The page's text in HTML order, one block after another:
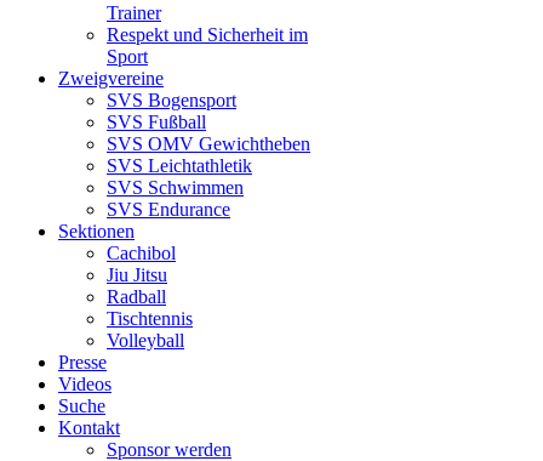
Trainer
Respekt und Sicherheit im
Sport
Zweigvereine
SVS Bogensport
SVS Fußball
SVS OMV Gewichtheben
SVS Leichtathletik
SVS Schwimmen
SVS Endurance
Sektionen
Cachibol
Jiu Jitsu
Radball
Tischtennis
Volleyball
Presse
Videos
Suche
Kontakt
Sponsor werden